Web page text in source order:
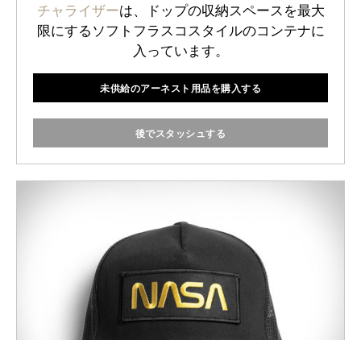
チャライザーは、ドップの収納スペースを最大
限にするソフトフラスコスタイルのコンテナに
入っています。
未供給のアーネスト用品を購入する
後でスタッシュする